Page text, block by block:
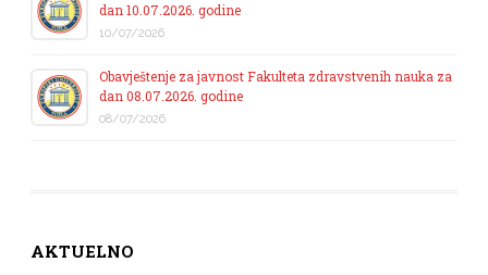
dan 10.07.2026. godine
10/07/2026
Obavještenje za javnost Fakulteta zdravstvenih nauka za
dan 08.07.2026. godine
08/07/2026
AKTUELNO